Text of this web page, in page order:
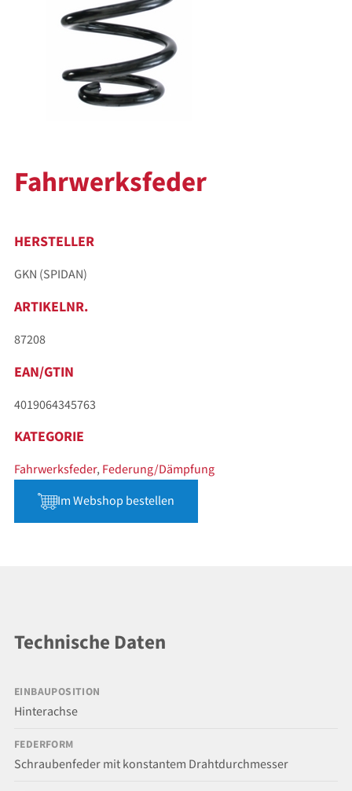
Fahrwerksfeder
HERSTELLER
GKN (SPIDAN)
ARTIKELNR.
87208
EAN/GTIN
4019064345763
KATEGORIE
Fahrwerksfeder, Federung/Dämpfung
Im Webshop bestellen
Technische Daten
EINBAUPOSITION
Hinterachse
FEDERFORM
Schraubenfeder mit konstantem Drahtdurchmesser